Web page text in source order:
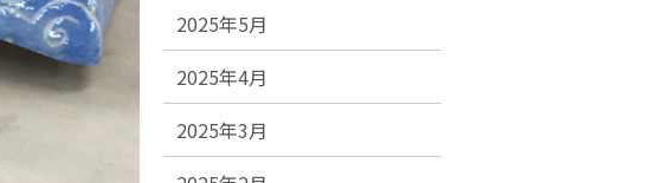
2025年5月
2025年4月
2025年3月